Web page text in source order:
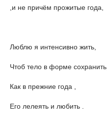
,и не причём прожитые года,
Люблю я интенсивно жить,
Чтоб тело в форме сохранить,
Как в прежние года ,
Его лелеять и любить .